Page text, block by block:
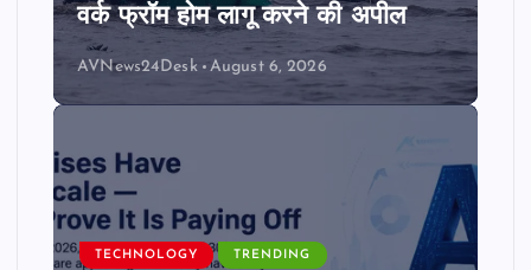
वर्क फ्रॉम होम लागू करने की अपील
AVNews24Desk August 6, 2026
TECHNOLOGY TRENDING